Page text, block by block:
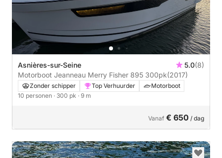
Asnières-sur-Seine 5.0(8)
Motorboot Jeanneau Merry Fisher 895 300pk(2017)
Zonder schipper Top Verhuurder
Motorboot
10 personen · 300 pk · 9 m
Vanaf € 650 / dag